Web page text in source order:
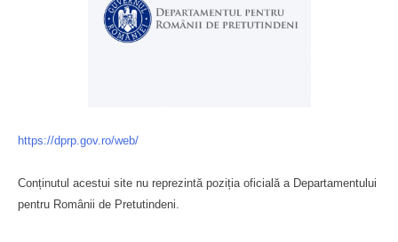
https://dprp.gov.ro/web/
Conținutul acestui site nu reprezintă poziția oficială a Departamentului
pentru Românii de Pretutindeni.